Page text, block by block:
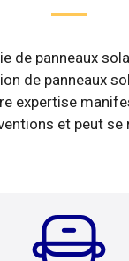
de panneaux
de panneaux
expertise
et peut se